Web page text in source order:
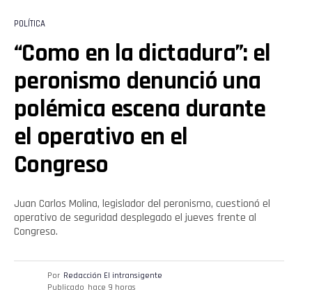
POLÍTICA
“Como en la dictadura”: el
peronismo denunció una
polémica escena durante
el operativo en el
Congreso
Juan Carlos Molina, legislador del peronismo, cuestionó el
operativo de seguridad desplegado el jueves frente al
Congreso.
Por Redacción El intransigente
Publicado hace 9 horas